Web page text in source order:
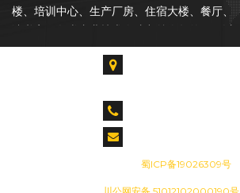
楼、培训中心、生产厂房、住宿大楼、餐厅、
读书室。各类专业技术人才占总人数的55%以
上，拥有各类生产、检验、试验设备300余台
套，具备年产20000台套设备的能力。是中石
长庆油田、青海油田、新疆油田、华北油田、
胜利油田、辽河油田、设有销售和服务网点。
成都杰森成立于2002年9月，注册资本
3500万元，是一家专注于石油、天然气行业
蜀ICP备19026309号